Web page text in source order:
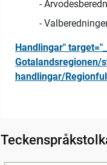
-
-
Handlingar"
handlingar/